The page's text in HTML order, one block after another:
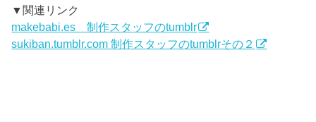
▼関連リンク
makebabi.es 制作スタッフのtumblr
sukiban.tumblr.com 制作スタッフのtumblrその２